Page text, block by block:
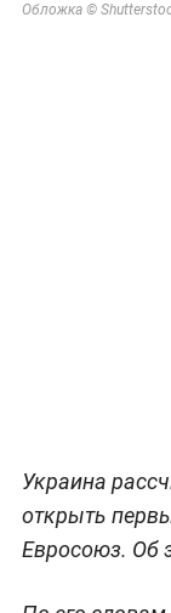
Обложка ©
Украина
открыть
Евросоюз. Об